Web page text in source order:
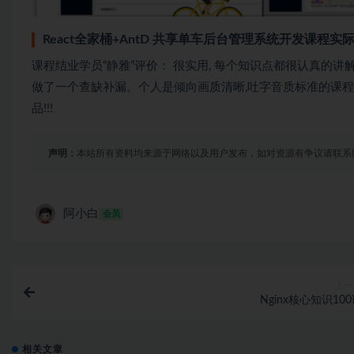
React全家桶+AntD 共享单车后台管理系统开发课程实
课程结业学员“静雅”评价： 很实用, 每个知识点都很认真的
做了一个查缺补漏。个人是倾向画质清晰,吐字音质标准的课
品!!!
声明： 本站所有资料均来源于网络以及用户发布，如对资源有争议请联
阿小白 会员
Nginx核心知识100
相关文章